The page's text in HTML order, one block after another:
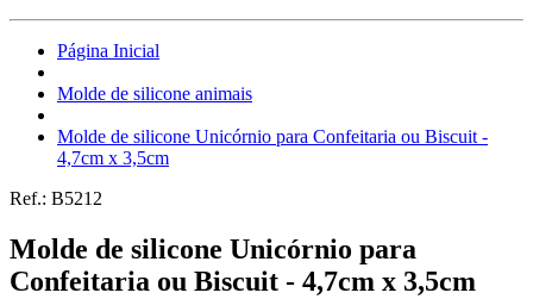
Página Inicial
Molde de silicone animais
Molde de silicone Unicórnio para Confeitaria ou Biscuit -
4,7cm x 3,5cm
Ref.: B5212
Molde de silicone Unicórnio para
Confeitaria ou Biscuit - 4,7cm x 3,5cm